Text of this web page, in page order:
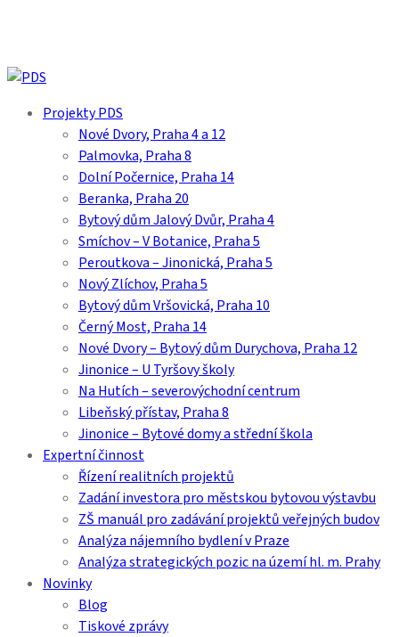
content
search
Menu Projekty PDS
Nové Dvory, Praha 4 a 12
Palmovka, Praha 8
Dolní Počernice, Praha 14
Beranka, Praha 20
Bytový dům Jalový Dvůr, Praha 4
Smíchov – V Botanice, Praha 5
Peroutkova – Jinonická, Praha 5
Nový Zlíchov, Praha 5
Bytový dům Vršovická, Praha 10
Černý Most, Praha 14
Nové Dvory – Bytový dům Durychova, Praha 12
Jinonice – U Tyršovy školy
Na Hutích – severovýchodní centrum
Libeňský přístav, Praha 8
Jinonice – Bytové domy a střední škola
Expertní činnost
Řízení realitních projektů
Zadání investora pro městskou bytovou výstavbu
ZŠ manuál pro zadávání projektů veřejných budov
Analýza nájemního bydlení v Praze
Analýza strategických pozic na území hl. m. Prahy
Novinky
Blog
Tiskové zprávy